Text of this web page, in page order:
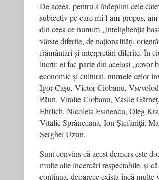
De aceea, pentru a îndeplini cele
subiectiv pe care mi l-am propus,
din ceea ce numim „intelighenţia
vârste diferite, de naţionalităţi,
frământări și interpretări diferite. În
lucru: ei fac parte din același „covor
economic și cultural. numele celor
Igor Cașu, Victor Ciobanu,
Păun, Vitalie Ciobanu, Vasile
Ehrlich, Nicoleta Esinencu, Oleg
Vitalie Sprânceană, Ion Ștefăniţă,
Serghei Uzun.
Sunt convins că acest demers este
multe alte încercări respectabile, și
continua, deoarece există încă multe